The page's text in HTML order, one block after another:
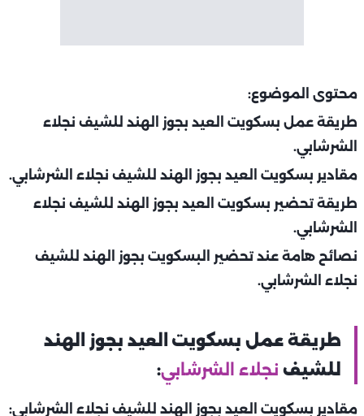
محتوى الموضوع:
طريقة عمل بسكويت العيد بجوز الهند للشيف نجلاء
الشرشابي.
مقادير بسكويت العيد بجوز الهند للشيف نجلاء الشرشابي.
طريقة تحضير بسكويت العيد بجوز الهند للشيف نجلاء
الشرشابي.
نصائح هامة عند تحضير البسكويت بجوز الهند للشيف
نجلاء الشرشابي.
طريقة عمل بسكويت العيد بجوز الهند
للشيف نجلاء الشرشابي:
مقادير بسكويت العيد بجوز الهند للشيف نجلاء الشرشابي: